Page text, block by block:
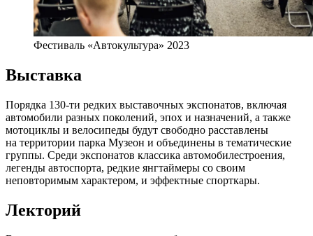
Фестиваль «Автокультура» 2023
Выставка
Порядка 130-ти редких выставочных экспонатов, включая
автомобили разных поколений, эпох и назначений, а также
мотоциклы и велосипеды будут свободно расставлены
на территории парка Музеон и объединены в тематические
группы. Среди экспонатов классика автомобилестроения,
легенды автоспорта, редкие янгтаймеры со своим
неповторимым характером, и эффектные спорткары.
Лекторий